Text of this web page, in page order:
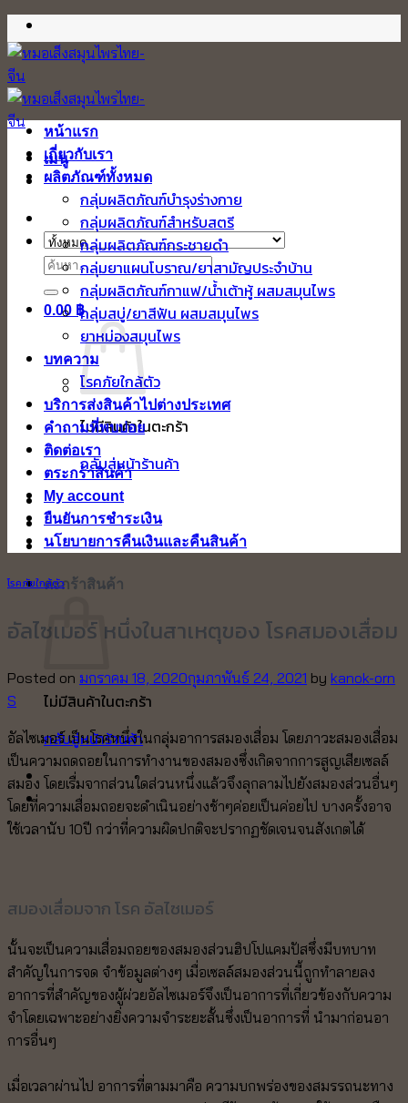
ข้าม
ไป
ยัง
เนื้อหา
เมนู
ค้นหา:
0.00 ฿
ไม่มีสินค้าในตะกร้า
กลับสู่หน้าร้านค้า
ตะกร้าสินค้า
ไม่มีสินค้าในตะกร้า
กลับสู่หน้าร้านค้า
หน้าแรก
เกี่ยวกับเรา
ผลิตภัณฑ์ทั้งหมด
กลุ่มผลิตภัณฑ์บำรุงร่างกาย
กลุ่มผลิตภัณฑ์สำหรับสตรี
กลุ่มผลิตภัณฑ์กระชายดำ
กลุ่มยาแผนโบราณ/ยาสามัญประจำบ้าน
กลุ่มผลิตภัณฑ์กาแฟ/น้ำเต้าหู้ ผสมสมุนไพร
กลุ่มสบู่/ยาสีฟัน ผสมสมุนไพร
ยาหม่องสมุนไพร
บทความ
โรคภัยใกล้ตัว
บริการส่งสินค้าไปต่างประเทศ
คำถามที่พบบ่อย
ติดต่อเรา
ตระกร้าสินค้า
My account
ยืนยันการชำระเงิน
นโยบายการคืนเงินและคืนสินค้า
โรคภัยใกล้ตัว
อัลไซเมอร์ หนึ่งในสาเหตุของ โรคสมองเสื่อม
Posted on มกราคม 18, 2020กุมภาพันธ์ 24, 2021 by kanok-orn
S
อัลไซเมอร์ เป็นโรคหนึ่งในกลุ่มอาการสมองเสื่อม โดยภาวะสมองเสื่อม
เป็นความถดถอยในการทำงานของสมองซึ่งเกิดจากการสูญเสียเซลล์
สมอง โดยเรื่มจากส่วนใดส่วนหนึ่งแล้วจึงลุกลามไปยังสมองส่วนอื่นๆ
โดยที่ความเสื่อมถอยจะดำเนินอย่างช้าๆค่อยเป็นค่อยไป บางครั้งอาจ
ใช้เวลานับ 10ปี กว่าที่ความผิดปกติจะปรากฏชัดเจนจนสังเกตได้
สมองเสื่อมจาก โรค อัลไซเมอร์
นั้นจะเป็นความเสื่อมถอยของสมองส่วนฮิปโปแคมปัสซึ่งมีบทบาท
สำคัญในการจด จำข้อมูลต่างๆ เมื่อเซลล์สมองส่วนนี้ถูกทำลายลง
อาการที่สำคัญของผู้ผ่วยอัลไซเมอร์จึงเป็นอาการที่เกี่ยวข้องกับความ
จำโดยเฉพาะอย่างยิ่งความจำระยะสั้นซึ่งเป็นอาการที่ นำมาก่อนอา
การอื่นๆ
เมื่อเวลาผ่านไป อาการที่ตามมาคือ ความบกพร่องของสมรรถนะทาง